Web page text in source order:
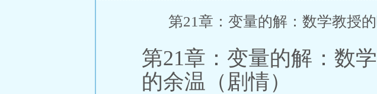
第21章：变量的解：数学教授
第21章：变量的解：数
的余温（剧情）